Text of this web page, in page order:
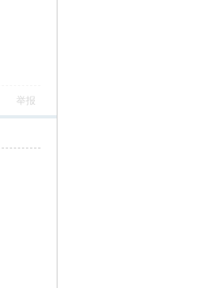
举报